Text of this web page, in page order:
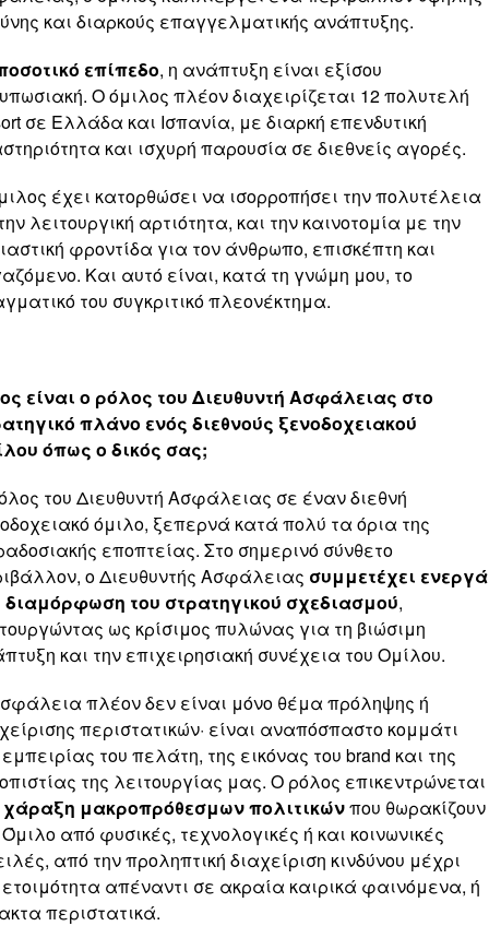
και διαρκούς επαγγελματικής ανάπτυξης.
επίπεδο, η ανάπτυξη είναι εξίσου
Ο όμιλος πλέον διαχειρίζεται 12 πολυτελή
σε Ελλάδα και Ισπανία, με διαρκή επενδυτική
και ισχυρή παρουσία σε διεθνείς αγορές.
έχει κατορθώσει να ισορροπήσει την πολυτέλεια
λειτουργική αρτιότητα, και την καινοτομία με την
φροντίδα για τον άνθρωπο, επισκέπτη και
Και αυτό είναι, κατά τη γνώμη μου, το
του συγκριτικό πλεονέκτημα.
είναι ο ρόλος του Διευθυντή Ασφάλειας στο
πλάνο ενός διεθνούς ξενοδοχειακού
όπως ο δικός σας;
του Διευθυντή Ασφάλειας σε έναν διεθνή
όμιλο, ξεπερνά κατά πολύ τα όρια της
εποπτείας. Στο σημερινό σύνθετο
ο Διευθυντής Ασφάλειας συμμετέχει ενεργά
διαμόρφωση του στρατηγικού σχεδιασμού,
ως κρίσιμος πυλώνας για τη βιώσιμη
και την επιχειρησιακή συνέχεια του Ομίλου.
πλέον δεν είναι μόνο θέμα πρόληψης ή
περιστατικών· είναι αναπόσπαστο κομμάτι
του πελάτη, της εικόνας του brand και της
της λειτουργίας μας. Ο ρόλος επικεντρώνεται
χάραξη μακροπρόθεσμων πολιτικώνπου θωρακίζουν
από φυσικές, τεχνολογικές ή και κοινωνικές
από την προληπτική διαχείριση κινδύνου μέχρι
ετοιμότητα απέναντι σε ακραία καιρικά φαινόμενα, ή
περιστατικά.